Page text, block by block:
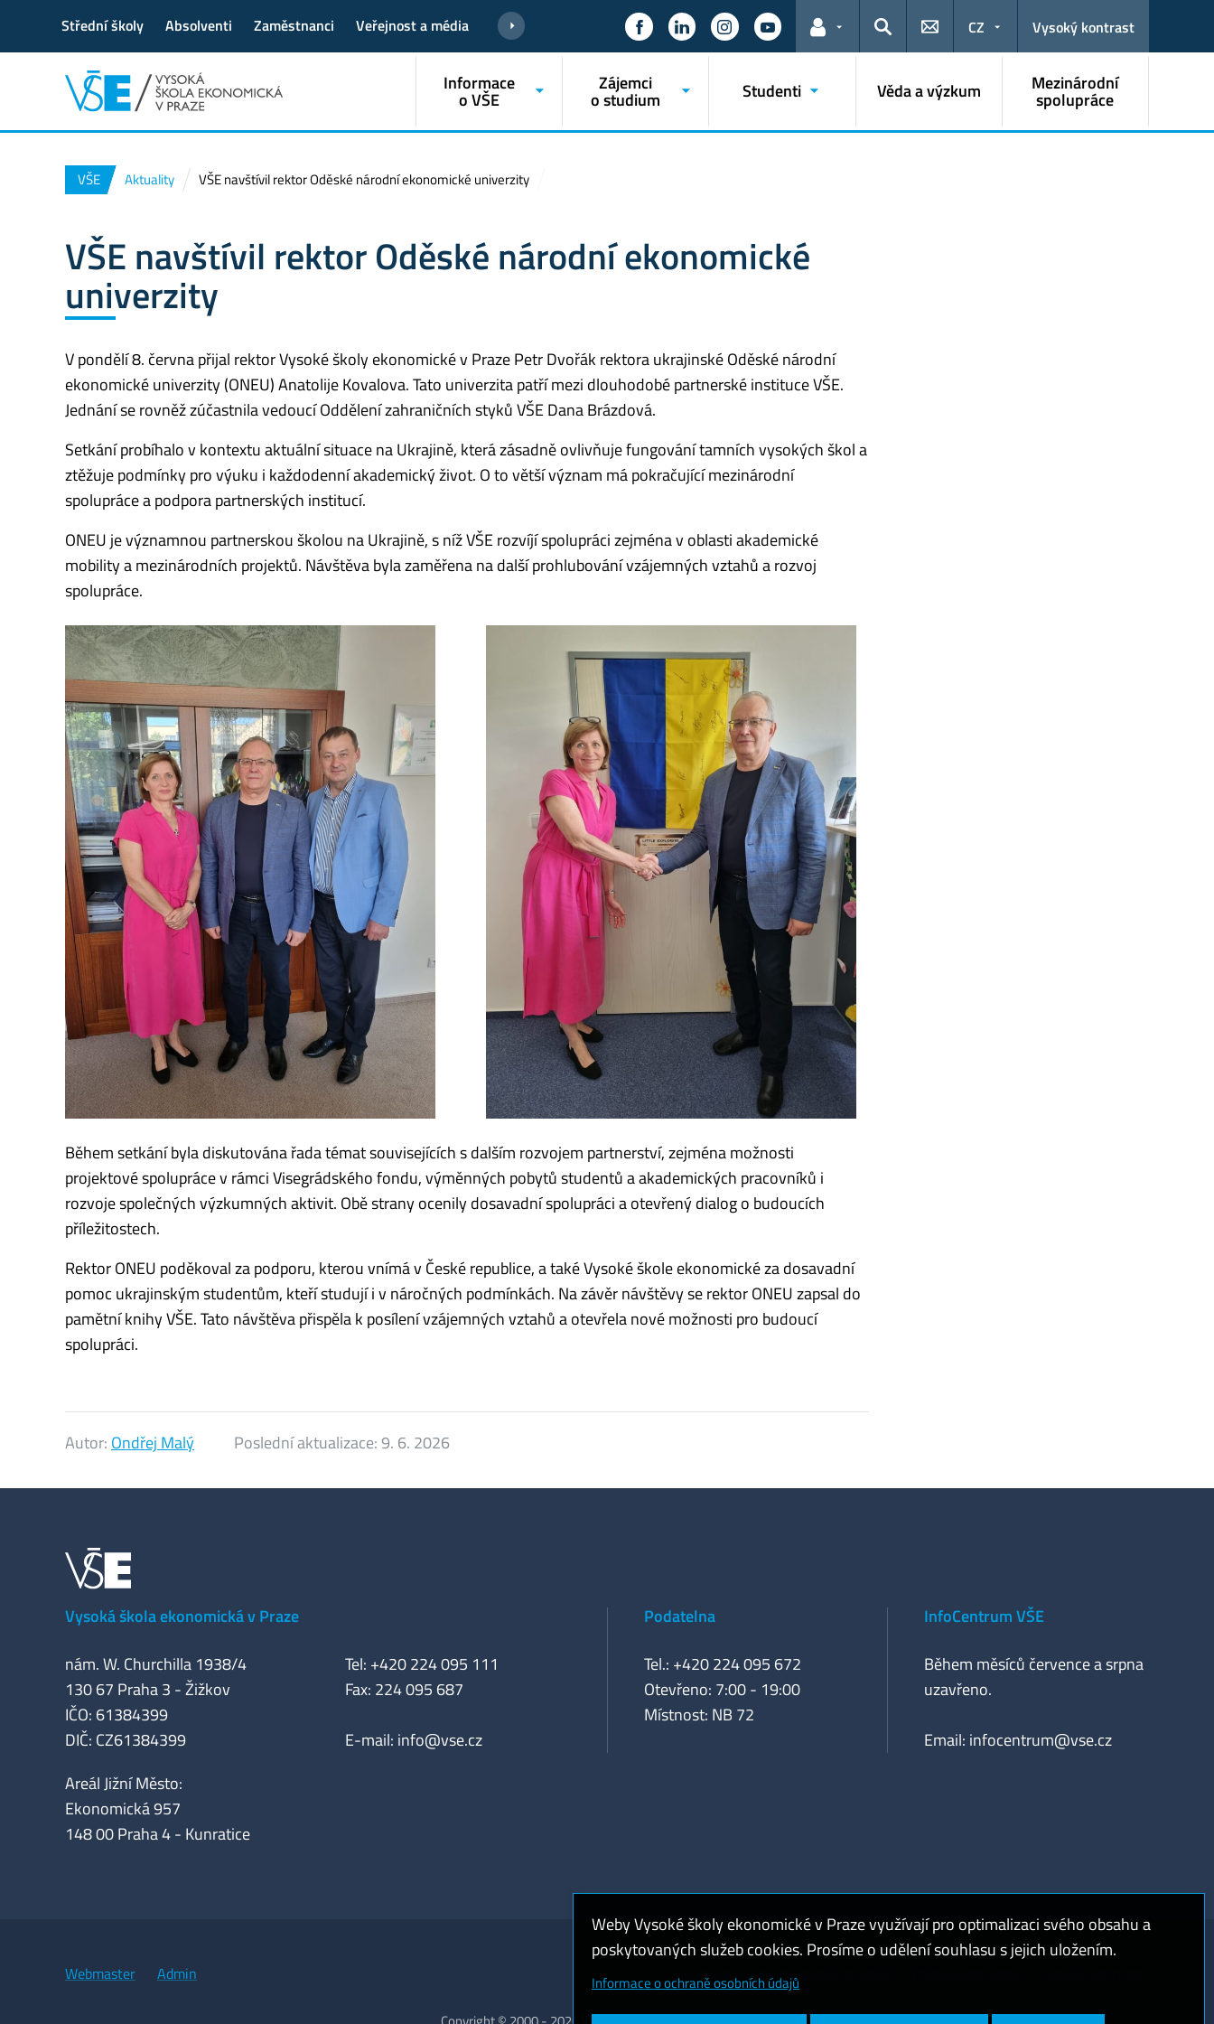
Střední školy Absolventi Zaměstnanci Veřejnost a média
Odkazy pro uživatele
Hledat
CZ Vysoký kontrast
Informace
o VŠE
Zájemci
o studium Studenti Věda a výzkum Mezinárodní
spolupráce
VŠE Aktuality VŠE navštívil rektor Oděské národní ekonomické univerzity
VŠE navštívil rektor Oděské národní ekonomické
univerzity
V pondělí 8. června přijal rektor Vysoké školy ekonomické v Praze Petr Dvořák rektora ukrajinské Oděské národní
ekonomické univerzity (ONEU) Anatolije Kovalova. Tato univerzita patří mezi dlouhodobé partnerské instituce VŠE.
Jednání se rovněž zúčastnila vedoucí Oddělení zahraničních styků VŠE Dana Brázdová.
Setkání probíhalo v kontextu aktuální situace na Ukrajině, která zásadně ovlivňuje fungování tamních vysokých škol a
ztěžuje podmínky pro výuku i každodenní akademický život. O to větší význam má pokračující mezinárodní
spolupráce a podpora partnerských institucí.
ONEU je významnou partnerskou školou na Ukrajině, s níž VŠE rozvíjí spolupráci zejména v oblasti akademické
mobility a mezinárodních projektů. Návštěva byla zaměřena na další prohlubování vzájemných vztahů a rozvoj
spolupráce.
Během setkání byla diskutována řada témat souvisejících s dalším rozvojem partnerství, zejména možnosti
projektové spolupráce v rámci Visegrádského fondu, výměnných pobytů studentů a akademických pracovníků i
rozvoje společných výzkumných aktivit. Obě strany ocenily dosavadní spolupráci a otevřený dialog o budoucích
příležitostech.
Rektor ONEU poděkoval za podporu, kterou vnímá v České republice, a také Vysoké škole ekonomické za dosavadní
pomoc ukrajinským studentům, kteří studují i v náročných podmínkách. Na závěr návštěvy se rektor ONEU zapsal do
pamětní knihy VŠE. Tato návštěva přispěla k posílení vzájemných vztahů a otevřela nové možnosti pro budoucí
spolupráci.
Autor: Ondřej Malý Poslední aktualizace:9. 6. 2026
Vysoká škola ekonomická v Praze
nám. W. Churchilla 1938/4
130 67 Praha 3 - Žižkov
IČO: 61384399
DIČ: CZ61384399
Tel: +420 224 095 111
Fax: 224 095 687
E-mail: info@vse.cz
Areál Jižní Město:
Ekonomická 957
148 00 Praha 4 - Kunratice
Podatelna
Tel.: +420 224 095 672
Otevřeno: 7:00 - 19:00
Místnost: NB 72
InfoCentrum VŠE
Během měsíců července a srpna
uzavřeno.
Email: infocentrum@vse.cz
Webmaster Admin Cookies a ochrana osobních údajů
Weby Vysoké školy ekonomické v Praze využívají pro optimalizaci svého obsahu a
poskytovaných služeb cookies. Prosíme o udělení souhlasu s jejich uložením.
Informace o ochraně osobních údajů